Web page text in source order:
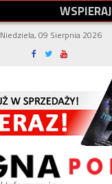
WSPIERAJ
Niedziela, 09 Sierpnia 2026